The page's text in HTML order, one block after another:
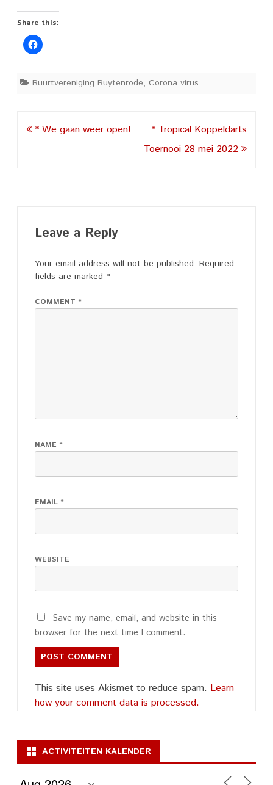
Share this:
Buurtvereniging Buytenrode, Corona virus
Post* We gaan weer open!
* Tropical Koppeldarts
Toernooi 28 mei 2022
Leave a Reply
Your email address will not be published. Required
fields are marked *
COMMENT *
NAME *
EMAIL *
WEBSITE
Save my name, email, and website in this
browser for the next time I comment.
This site uses Akismet to reduce spam. Learn
how your comment data is processed.
ACTIVITEITEN KALENDER